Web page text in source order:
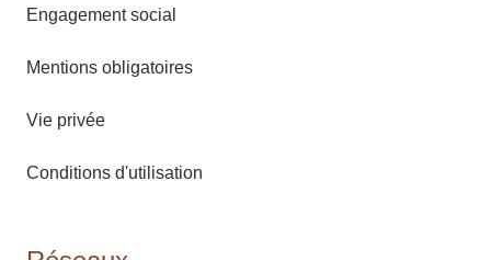
Engagement social
Mentions obligatoires
Vie privée
Conditions d'utilisation